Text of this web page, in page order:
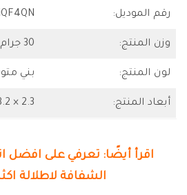
رقم الموديل:
وزن المنتج: 30 جرام
لون المنتج: بني
أبعاد المنتج: 2.3 × 3.2 × 11.2 سم
الشفافة لاطلالة